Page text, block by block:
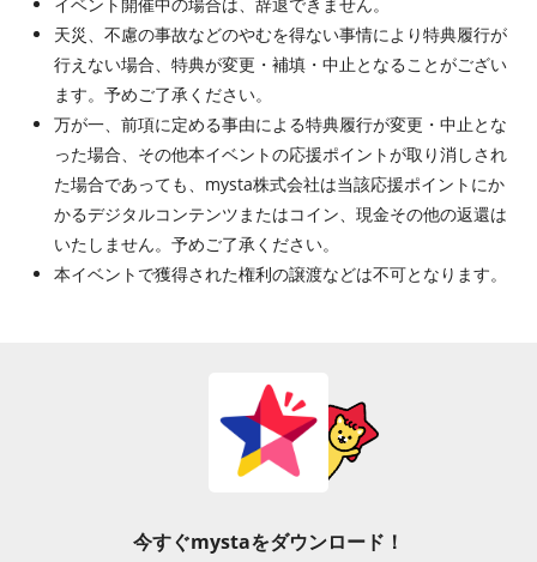
天災、不慮の事故などのやむを得ない事情により特典履行が
行えない場合、特典が変更・補填・中止となることがござい
ます。予めご了承ください。
万が一、前項に定める事由による特典履行が変更・中止とな
った場合、その他本イベントの応援ポイントが取り消しされ
た場合であっても、mysta株式会社は当該応援ポイントにか
かるデジタルコンテンツまたはコイン、現金その他の返還は
いたしません。予めご了承ください。
本イベントで獲得された権利の譲渡などは不可となります。
今すぐmystaをダウンロード！